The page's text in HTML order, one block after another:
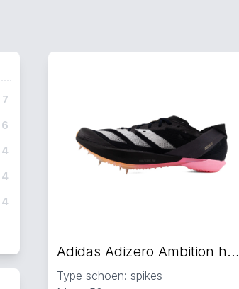
7
6
4
4
4
3 Adidas Adizero Ambition hardloopschoenen zwart
Type schoen: spikes